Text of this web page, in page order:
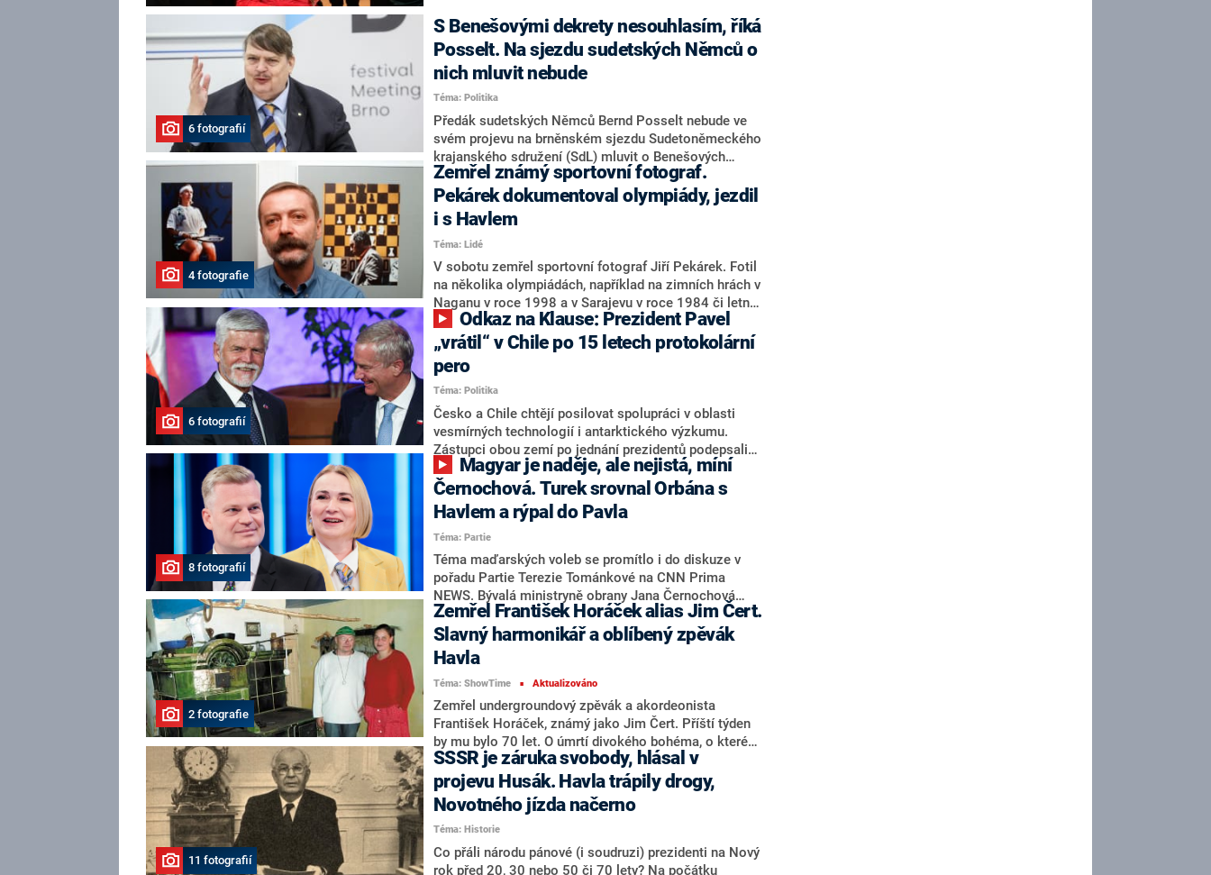
informace od právního zástupce Havlové.
situaci, kdy správní rada postavila ředitele knihovny
Tomáše Sedláčka na takzvané překážky v práci, čímž
mu znemožnila činnost. Poté správní rada
rezignovala, kromě Davida Duška, který je také
místostarostou Prahy 5 za STAN. Také z dozorčí rady
knihovny zbyl jediný člen Martin Palouš. Pro letošní
rok zůstalo financování knihovny zajištěné. Reakci
Duška a Sedláčka zjišťujeme.Podle informací webu
Seznam Zprávy jde o konec projektu.
6 fotografií
S Benešovými dekrety nesouhlasím, říká
Posselt. Na sjezdu sudetských Němců o
nich mluvit nebude
Téma: Politika
Předák sudetských Němců Bernd Posselt nebude ve
svém projevu na brněnském sjezdu Sudetoněmeckého
krajanského sdružení (SdL) mluvit o Benešových
dekretech, i když s nimi nesouhlasí, protože jsou
podle něj postaveny na kolektivní vině. Posselt to řekl
v rozhovoru pro úterní deník MF Dnes. Sudetoněmecký
sjezd se uskuteční od 22. do 25. května v Brně, bude
poprvé v Česku, a to jako součást festivalu Meeting
Brno. Vládní koalice ANO, SPD a Motoristů ale navrhla
Poslanecké sněmovně usnesení, ve kterém chce, aby
s pořádáním sjezdu sudetských Němců v Česku
nesouhlasila. O usnesení se bude po přerušení znovu
jednat ve čtvrtek.
4 fotografie
Zemřel známý sportovní fotograf.
Pekárek dokumentoval olympiády, jezdil
i s Havlem
Téma: Lidé
V sobotu zemřel sportovní fotograf Jiří Pekárek. Fotil
na několika olympiádách, například na zimních hrách v
Naganu v roce 1998 a v Sarajevu v roce 1984 či letní
olympiádě v Atlantě v roce 1996 a v Montrealu v roce
1976. O Pekárkově úmrtí ve věku 77 let informovali
příbuzní a web Klubu sportovních novinářů. Rozloučení
bude v úzkém rodinném kruhu.
6 fotografií
„vrátil“ v Chile po 15 letech protokolární
pero
Téma: Politika
Česko a Chile chtějí posilovat spolupráci v oblasti
vesmírných technologií i antarktického výzkumu.
Zástupci obou zemí po jednání prezidentů podepsali
memoranda o porozumění v těchto oblastech. Při
podpisu měl český velvyslanec Pavel Bechný potíže s
nepíšícím připraveným perem, prezident Petr Pavel mu
proto nabídl pero vlastní. Po ceremoniálu nechala
česká hlava státu své pero v krabičce na stole. Chile
tak 15 let od přisvojení protokolárního pera tehdejším
českým prezidentem Václavem Klausem dostalo pero
nové.
8 fotografií
Černochová. Turek srovnal Orbána s
Havlem a rýpal do Pavla
Téma: Partie
Téma maďarských voleb se promítlo i do diskuze v
pořadu Partie Terezie Tománkové na CNN Prima
NEWS. Bývalá ministryně obrany Jana Černochová
(ODS) vidí ve vyzyvateli maďarského premiéra Viktora
Orbána, Péteru Magyarovi, určitou naději. „Nejsem si
ale jistá, jak bude tvrdit muziku Evropské unie,“
poznamenala. Politička ovšem věří, že z jeho strany
by nedošlo na blokování v EU. Naopak Orbána
podporuje vládní zmocněnec Filip Turek (nestr. za
Motoristy) – připomněl jeho působení za komunismu
a neopominul si přitom rýpnout do prezidenta Petra
Pavla.
2 fotografie
Zemřel František Horáček alias Jim Čert.
Slavný harmonikář a oblíbený zpěvák
Havla
Téma: ShowTime ■ Aktualizováno
Zemřel undergroundový zpěvák a akordeonista
František Horáček, známý jako Jim Čert. Příští týden
by mu bylo 70 let. O úmrtí divokého bohéma, o kterém
po roce 1989 vyšlo najevo, že byl agentem Státní
bezpečnosti, informoval na Facebooku historik Pavel
Blažek či evangelický kněz Ladislav Heryán.
11 fotografií
SSSR je záruka svobody, hlásal v
projevu Husák. Havla trápily drogy,
Novotného jízda načerno
Téma: Historie
Co přáli národu pánové (i soudruzi) prezidenti na Nový
rok před 20, 30 nebo 50 či 70 lety? Na počátku